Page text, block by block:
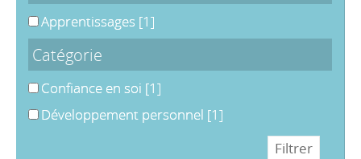
Apprentissages [1]
Catégorie
Confiance en soi [1]
Développement personnel [1]